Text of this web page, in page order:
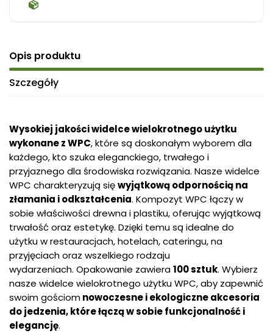
Opis produktu
Szczegóły
Wysokiej jakości widelce wielokrotnego użytku
wykonane z WPC, które są doskonałym wyborem dla
każdego, kto szuka eleganckiego, trwałego i
przyjaznego dla środowiska rozwiązania. Nasze widelce
WPC charakteryzują sięwyjątkową odpornością na
złamania i odkształcenia. Kompozyt WPC łączy w
sobie właściwości drewna i plastiku, oferując wyjątkową
trwałość oraz estetykę. Dzięki temu są idealne do
użytku w restauracjach, hotelach, cateringu, na
przyjęciach oraz wszelkiego rodzaju
wydarzeniach. Opakowanie zawiera100 sztuk. Wybierz
nasze widelce wielokrotnego użytku WPC, aby zapewnić
swoim gościomnowoczesne i ekologiczne akcesoria
do jedzenia, które łączą w sobie funkcjonalność i
elegancję.